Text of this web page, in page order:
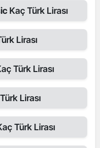
Kaç Türk Lirası
Lirası
Türk Lirası
Lirası
Türk Lirası